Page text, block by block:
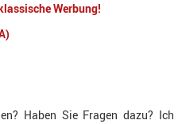
Werbung!
Haben Sie Fragen dazu? Ich